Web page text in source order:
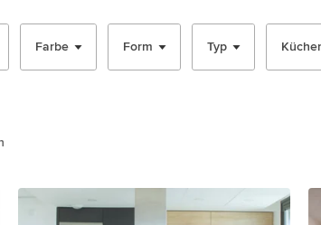
Farbe Form Typ